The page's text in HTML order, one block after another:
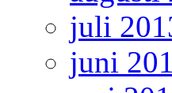
juli
juni